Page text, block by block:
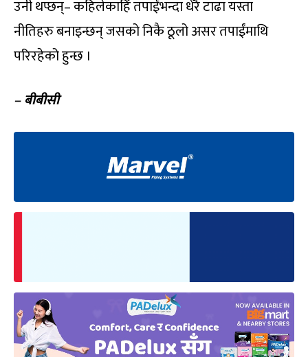
उनी थप्छन्– कहिलेकाहिँ तपाईंभन्दा धेरै टाढा यस्ता
नीतिहरु बनाइन्छन् जसको निकै ठूलो असर तपाईंमाथि
परिरहेको हुन्छ ।
– बीबीसी